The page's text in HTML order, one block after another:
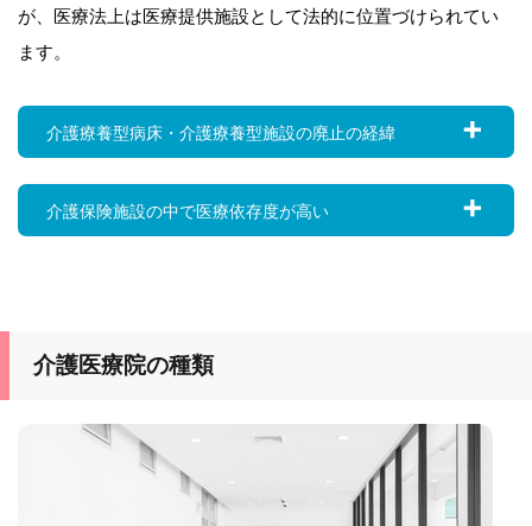
が、医療法上は医療提供施設として法的に位置づけられてい
ます。
介護療養型病床・介護療養型施設の廃止の経緯
介護保険施設の中で医療依存度が高い
介護医療院の種類